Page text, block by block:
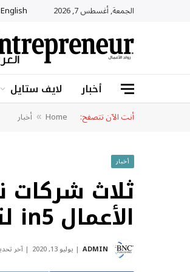
الجمعة, أغسطس 7, 2026 English
أخبار لايف ستايل
أنت الآن تتصفح: Home
» أخبار
أخبار
ثلاث شركات
الأعمال in5 لتعزيز الاستجابة لوباء كوفيد-19
ADMIN يوليو 13, 2020 آخر